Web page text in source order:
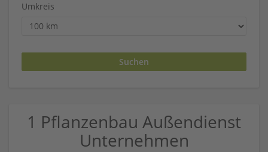
Umkreis
1 Pflanzenbau Außendienst
Unternehmen